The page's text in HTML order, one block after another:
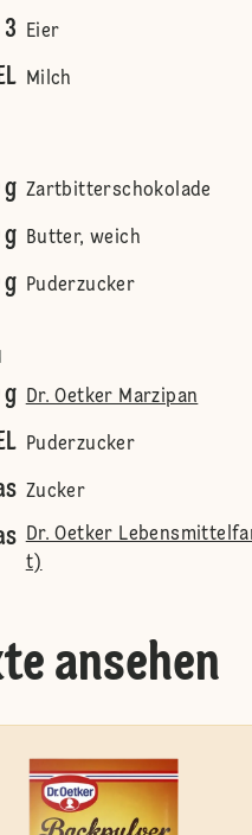
3 Eier
Milch
g Zartbitterschokolade
g Butter, weich
g Puderzucker
g Dr. Oetker Marzipan
Puderzucker
Zucker
Dr. Oetker
t)
ansehen